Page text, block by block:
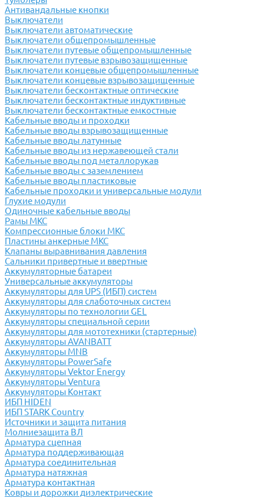
Антивандальные кнопки
Выключатели
Выключатели автоматические
Выключатели общепромышленные
Выключатели путевые общепромышленные
Выключатели путевые взрывозащищенные
Выключатели концевые общепромышленные
Выключатели концевые взрывозащищенные
Выключатели бесконтактные оптические
Выключатели бесконтактные индуктивные
Выключатели бесконтактные емкостные
Кабельные вводы и проходки
Кабельные вводы взрывозащищенные
Кабельные вводы латунные
Кабельные вводы из нержавеющей стали
Кабельные вводы под металлорукав
Кабельные вводы с заземлением
Кабельные вводы пластиковые
Кабельные проходки и универсальные модули
Глухие модули
Одиночные кабельные вводы
Рамы МКС
Компрессионные блоки МКС
Пластины анкерные МКС
Клапаны выравнивания давления
Сальники привертные и ввертные
Аккумуляторные батареи
Универсальные аккумуляторы
Аккумуляторы для UPS (ИБП) систем
Аккумуляторы для слаботочных систем
Аккумуляторы по технологии GEL
Аккумуляторы специальной серии
Аккумуляторы для мототехники (стартерные)
Аккумуляторы AVANBATT
Аккумуляторы MNB
Аккумуляторы PowerSafe
Аккумуляторы Vektor Energy
Аккумуляторы Ventura
Аккумуляторы Контакт
ИБП HIDEN
ИБП STARK Country
Источники и защита питания
Молниезащита ВЛ
Арматура сцепная
Арматура поддерживающая
Арматура соединительная
Арматура натяжная
Арматура контактная
Ковры и дорожки диэлектрические